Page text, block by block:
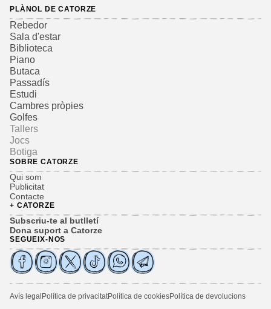
PLÀNOL DE CATORZE
Rebedor
Sala d'estar
Biblioteca
Piano
Butaca
Passadís
Estudi
Cambres pròpies
Golfes
Tallers
Jocs
Botiga
SOBRE CATORZE
Qui som
Publicitat
Contacte
+ CATORZE
Subscriu-te al butlletí
Dona suport a Catorze
SEGUEIX-NOS
Avís legal Política de privacitatPolítica de cookiesPolítica de devolucions